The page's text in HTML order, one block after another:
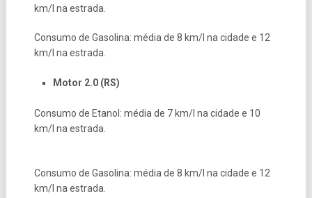
km/l na estrada.
Consumo de Gasolina: média de 8 km/l na cidade e 12
km/l na estrada.
Motor 2.0 (RS)
Consumo de Etanol: média de 7 km/l na cidade e 10
km/l na estrada.
Consumo de Gasolina: média de 8 km/l na cidade e 12
km/l na estrada.